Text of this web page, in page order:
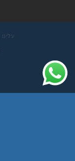
עלינו